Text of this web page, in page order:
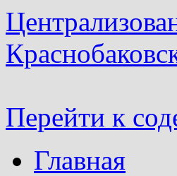
Перейти к
Главная